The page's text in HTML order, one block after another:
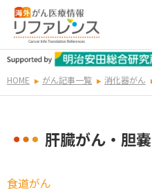
HOME がん記事一覧 消化器がん
肝臓がん・胆
食道がん